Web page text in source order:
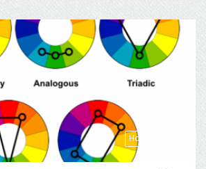
Hobi Yaşam